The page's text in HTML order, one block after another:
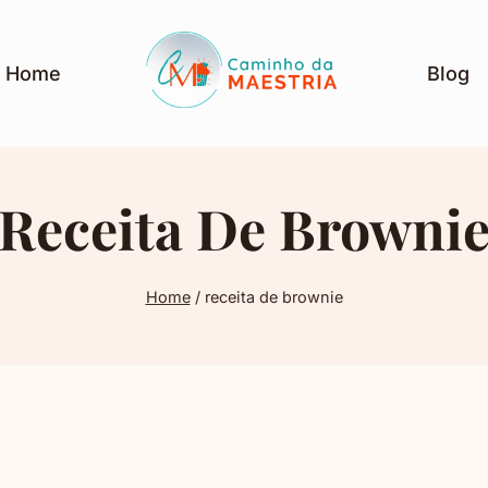
Home Blog
Receita De
Home / receita de brownie